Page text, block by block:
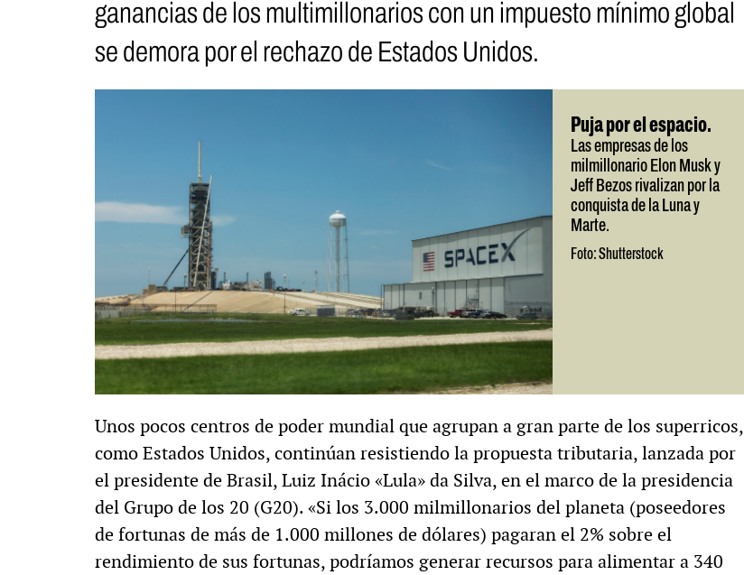
ganancias de los multimillonarios con un impuesto mínimo global
se demora por el rechazo de Estados Unidos.
Puja por el espacio.
Las empresas de los
milmillonario Elon Musk y
Jeff Bezos rivalizan por la
conquista de la Luna y
Marte.
Foto: Shutterstock
Unos pocos centros de poder mundial que agrupan a gran parte de los superricos,
como Estados Unidos, continúan resistiendo la propuesta tributaria, lanzada por
el presidente de Brasil, Luiz Inácio «Lula» da Silva, en el marco de la presidencia
del Grupo de los 20 (G20). «Si los 3.000 milmillonarios del planeta (poseedores
de fortunas de más de 1.000 millones de dólares) pagaran el 2% sobre el
rendimiento de sus fortunas, podríamos generar recursos para alimentar a 340